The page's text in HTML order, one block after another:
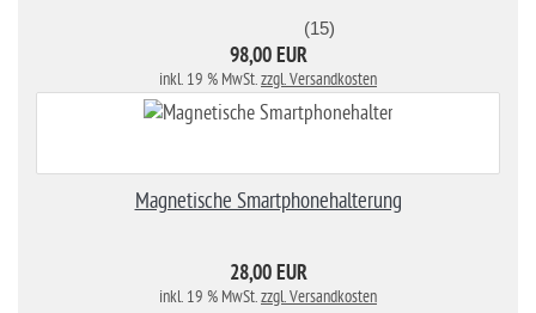
(15)
98,00 EUR
inkl. 19 % MwSt.zzgl. Versandkosten
Magnetische Smartphonehalterung
28,00 EUR
inkl. 19 % MwSt.zzgl. Versandkosten